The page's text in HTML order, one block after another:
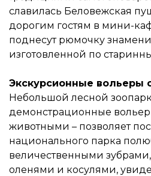
славилась Беловежская
дорогим гостям в мини-
поднесут рюмочку
изготовленной по
Экскурсионные вольеры
Небольшой лесной
демонстрационные
животными – позволяет
национального парка
величественными
оленями и косулями,